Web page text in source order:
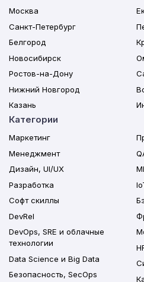
Москва
Санкт-Петербург
Белгород
Новосибирск
Ростов-на-Дону
Нижний Новгород
Казань
Категории
Маркетинг
Менеджмент
Дизайн, UI/UX
Разработка
Софт скиллы
DevRel
DevOps, SRE и облачные
технологии
Data Science и Big Data
Безопасность, SecOps